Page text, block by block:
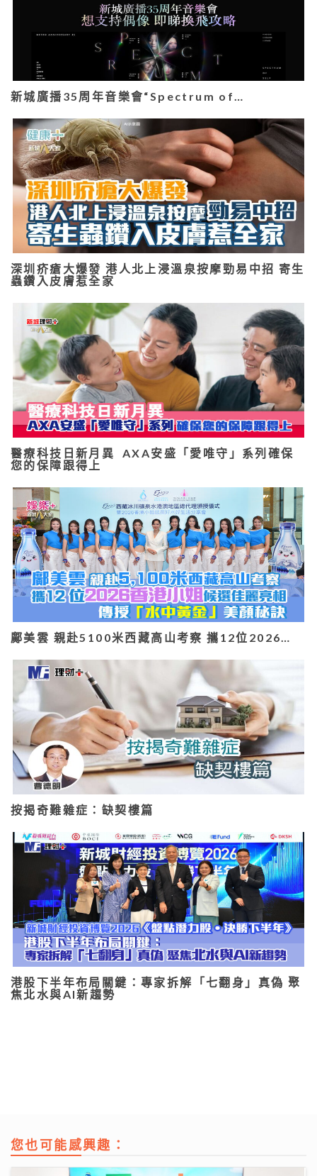
新城廣播35周年音樂會“Spectrum of…
深圳疥瘡大爆發 港人北上浸溫泉按摩勁易中招 寄生
蟲鑽入皮膚惹全家
醫療科技日新月異 AXA安盛「愛唯守」系列確保
您的保障跟得上
鄺美雲 親赴5100米西藏高山考察 攜12位2026…
按揭奇難雜症：缺契樓篇
港股下半年布局關鍵：專家拆解「七翻身」真偽 聚
焦北水與AI新趨勢
您也可能感興趣：